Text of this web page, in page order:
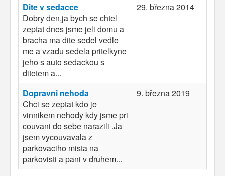
Dite v sedacce
Dobry den,ja bych se chtel
zeptat dnes jsme jeli domu a
bracha ma dite sedel vedle
me a vzadu sedela pritelkyne
jeho s auto sedackou s
ditetem a...
29. března 2014
Dopravni nehoda
Chci se zeptat kdo je
vinnikem nehody kdy jsme pri
couvani do sebe narazili .Ja
jsem vycouvavala z
parkovaciho mista na
parkovisti a pani v druhem...
9. března 2019